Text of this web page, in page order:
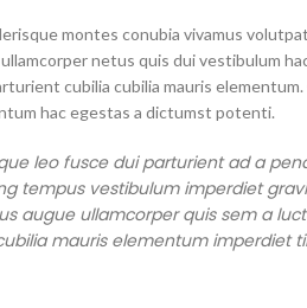
montes conubia vivamus
netus quis dui vestibulum
cubilia cubilia mauris
hac egestas a dictumst potenti.
leo fusce dui parturient ad a
tempus vestibulum imperdiet
augue ullamcorper quis sem a
mauris elementum imperdiet